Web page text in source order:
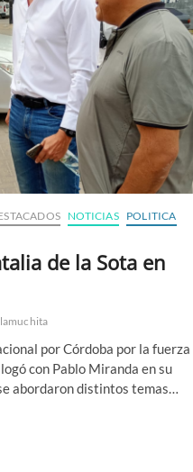
NOTICIAS
POLITICA
de la Sota en
por Córdoba por la fuerza
con Pablo Miranda en su
abordaron distintos temas…